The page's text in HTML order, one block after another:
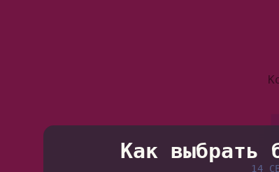
Как выбрать
14